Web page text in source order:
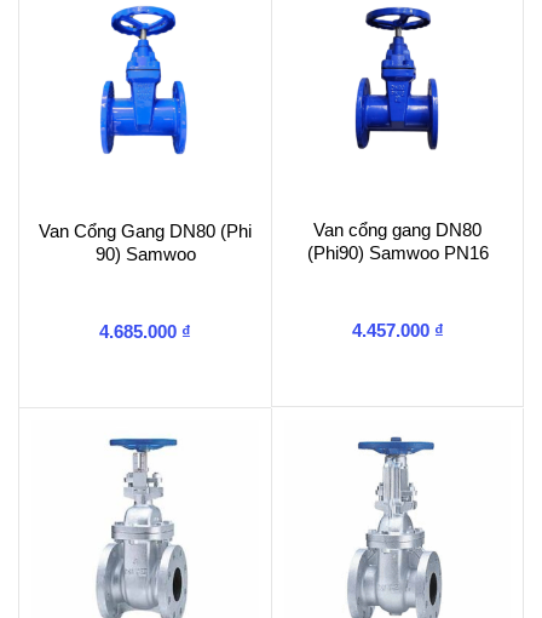
Van Cổng Gang DN80 (Phi
90) Samwoo
4.685.000 ₫
Van cổng gang DN80
(Phi90) Samwoo PN16
4.457.000 ₫